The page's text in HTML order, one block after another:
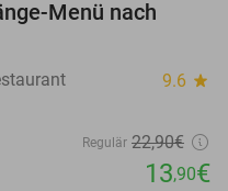
Menü nach
9.6 star
Regulär 22,90€
13,90€